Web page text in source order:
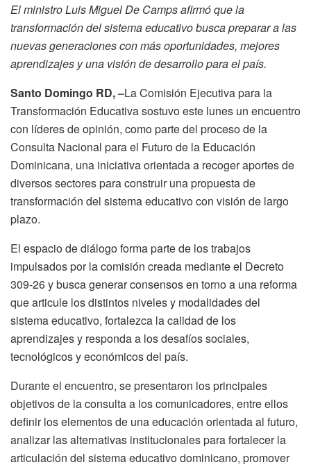
El ministro Luis Miguel De Camps afirmó que la
transformación del sistema educativo busca preparar a las
nuevas generaciones con más oportunidades, mejores
aprendizajes y una visión de desarrollo para el país.
Santo Domingo RD, –La Comisión Ejecutiva para la
Transformación Educativa sostuvo este lunes un encuentro
con líderes de opinión, como parte del proceso de la
Consulta Nacional para el Futuro de la Educación
Dominicana, una iniciativa orientada a recoger aportes de
diversos sectores para construir una propuesta de
transformación del sistema educativo con visión de largo
plazo.
El espacio de diálogo forma parte de los trabajos
impulsados por la comisión creada mediante el Decreto
309-26 y busca generar consensos en torno a una reforma
que articule los distintos niveles y modalidades del
sistema educativo, fortalezca la calidad de los
aprendizajes y responda a los desafíos sociales,
tecnológicos y económicos del país.
Durante el encuentro, se presentaron los principales
objetivos de la consulta a los comunicadores, entre ellos
definir los elementos de una educación orientada al futuro,
analizar las alternativas institucionales para fortalecer la
articulación del sistema educativo dominicano, promover